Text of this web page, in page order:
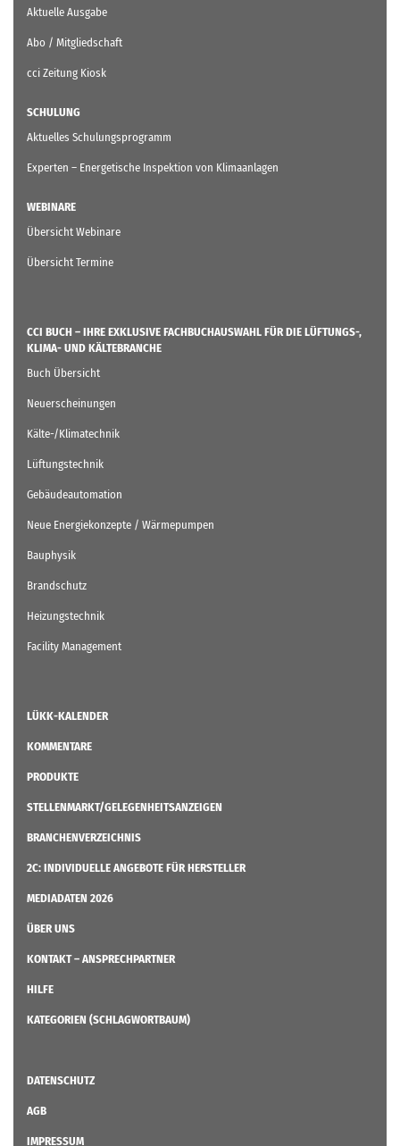
Aktuelle Ausgabe
Abo / Mitgliedschaft
cci Zeitung Kiosk
SCHULUNG
Aktuelles Schulungsprogramm
Experten – Energetische Inspektion von Klimaanlagen
WEBINARE
Übersicht Webinare
Übersicht Termine
CCI BUCH – IHRE EXKLUSIVE FACHBUCHAUSWAHL FÜR DIE LÜFTUNGS-,
KLIMA- UND KÄLTEBRANCHE
Buch Übersicht
Neuerscheinungen
Kälte-/Klimatechnik
Lüftungstechnik
Gebäudeautomation
Neue Energiekonzepte / Wärmepumpen
Bauphysik
Brandschutz
Heizungstechnik
Facility Management
LÜKK-KALENDER
KOMMENTARE
PRODUKTE
STELLENMARKT/GELEGENHEITSANZEIGEN
BRANCHENVERZEICHNIS
2C: INDIVIDUELLE ANGEBOTE FÜR HERSTELLER
MEDIADATEN 2026
ÜBER UNS
KONTAKT – ANSPRECHPARTNER
HILFE
KATEGORIEN (SCHLAGWORTBAUM)
DATENSCHUTZ
AGB
IMPRESSUM